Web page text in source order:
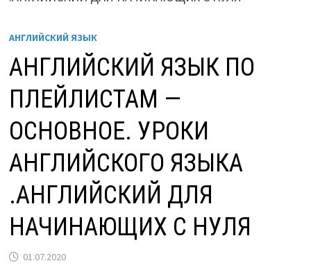
АНГЛИЙСКИЙ ЯЗЫК
АНГЛИЙСКИЙ ЯЗЫК ПО
ПЛЕЙЛИСТАМ —
ОСНОВНОЕ. УРОКИ
АНГЛИЙСКОГО ЯЗЫКА
.АНГЛИЙСКИЙ ДЛЯ
НАЧИНАЮЩИХ С НУЛЯ
01.07.2020